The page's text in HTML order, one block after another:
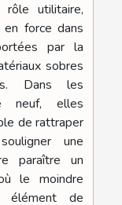
utilitaire,
force dans
par la
sobres
Dans les
neuf, elles
de rattraper
une
paraître un
le moindre
élément de